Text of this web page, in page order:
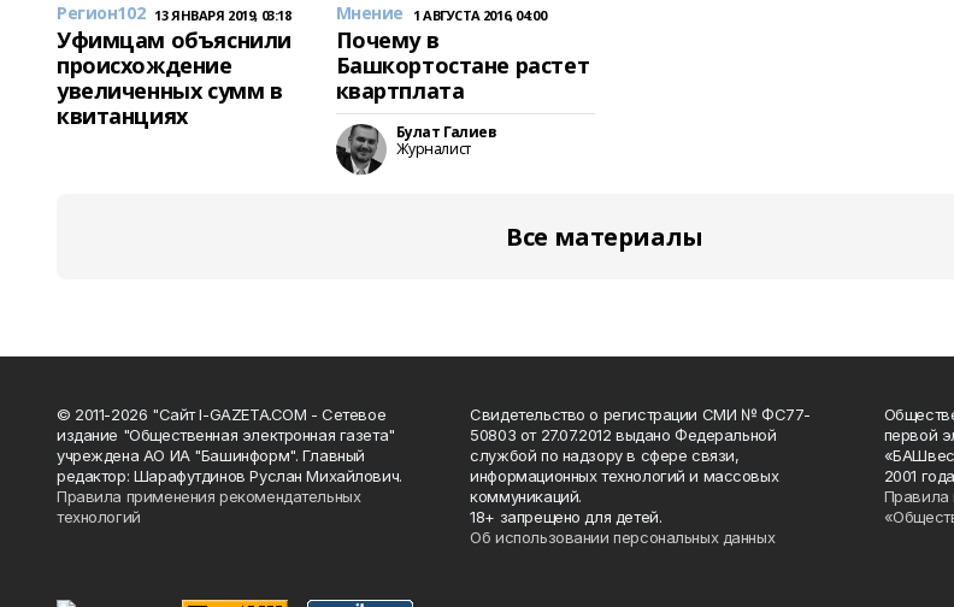
Регион102 13 ЯНВАРЯ 2019, 03:18
Уфимцам объяснили
происхождение
увеличенных сумм в
квитанциях
Мнение 1 АВГУСТА 2016, 04:00
Почему в
Башкортостане растет
квартплата
Булат Галиев
Журналист
Все материалы
© 2011-2026 "Сайт I-GAZETA.COM - Сетевое
издание "Общественная электронная газета"
учреждена АО ИА "Башинформ". Главный
редактор: Шарафутдинов Руслан Михайлович.
Правила применения рекомендательных
технологий
Свидетельство о регистрации СМИ № ФС77-
50803 от 27.07.2012 выдано Федеральной
службой по надзору в сфере связи,
информационных технологий и массовых
коммуникаций.
18+ запрещено для детей.
Об использовании персональных данных
первой
2001
Правила